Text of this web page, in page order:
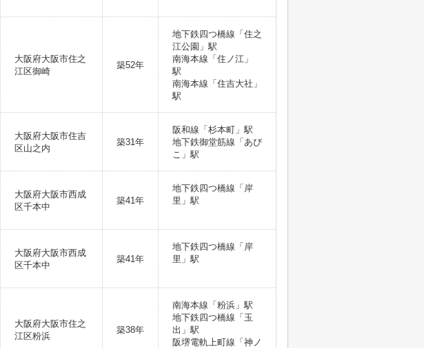
大阪府大阪市住之
江区御崎
築52年
地下鉄四つ橋線「住之
江公園」駅
南海本線「住ノ江」
駅
南海本線「住吉大社」
駅
大阪府大阪市住吉
区山之内
築31年
阪和線「杉本町」駅
地下鉄御堂筋線「あび
こ」駅
大阪府大阪市西成
区千本中
築41年
地下鉄四つ橋線「岸
里」駅
大阪府大阪市西成
区千本中
築41年
地下鉄四つ橋線「岸
里」駅
大阪府大阪市住之
江区粉浜
築38年
南海本線「粉浜」駅
地下鉄四つ橋線「玉
出」駅
阪堺電軌上町線「神ノ